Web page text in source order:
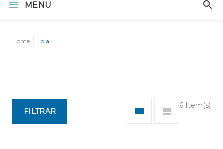
MENU
Home Loja
6 Item(s)
FILTRAR